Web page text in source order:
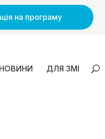
на програму
НОВИНИ ДЛЯ ЗМІ